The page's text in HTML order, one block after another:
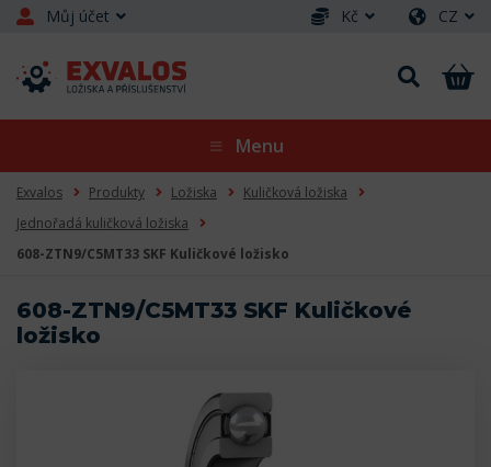
Můj účet Kč CZ
Menu
Exvalos Produkty Ložiska
Kuličková ložiska
Jednořadá kuličková ložiska
608-ZTN9/C5MT33 SKF Kuličkové ložisko
608-ZTN9/C5MT33 SKF Kuličkové
ložisko